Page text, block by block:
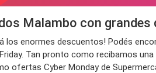
Malambo con grandes
los enormes descuentos! Podés
Tan pronto como recibamos
ofertas Cyber Monday de